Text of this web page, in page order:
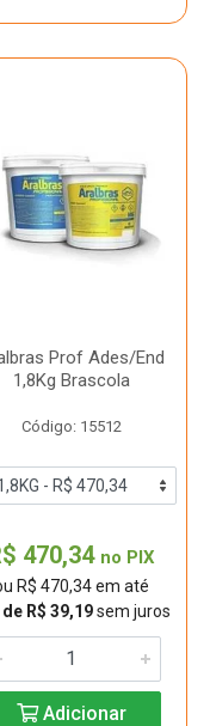
Prof Ades/End
1,8Kg Brascola
Código: 15512
470,34 no PIX
R$ 470,34 em até
de R$ 39,19sem juros
Adicionar